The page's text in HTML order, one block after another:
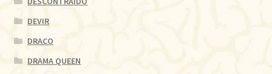
DEVIR
DRACO
DRAMA QUEEN